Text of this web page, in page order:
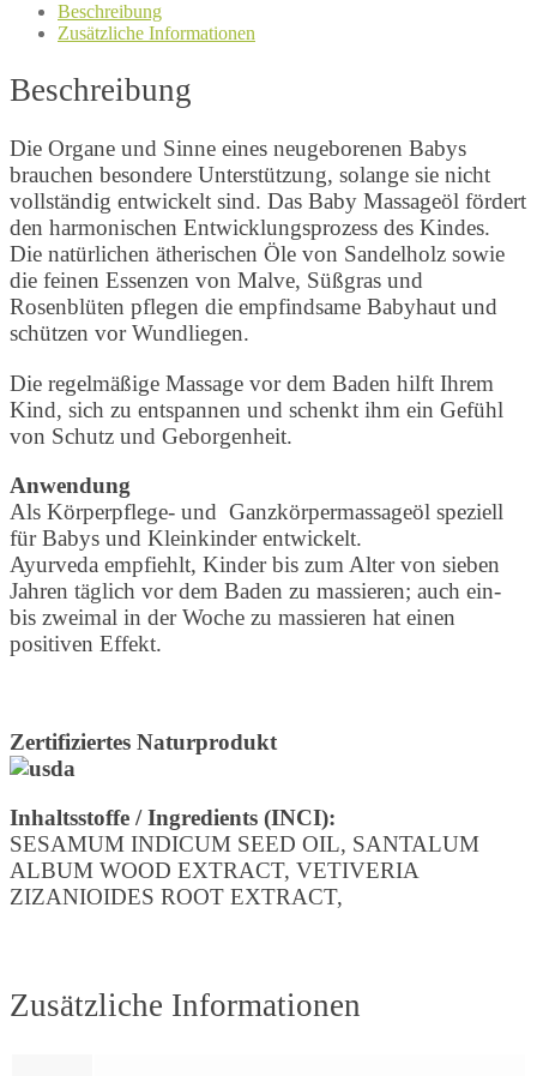
Beschreibung
Zusätzliche Informationen
Beschreibung
Die Organe und Sinne eines neugeborenen Babys
brauchen besondere Unterstützung, solange sie nicht
vollständig entwickelt sind. Das Baby Massageöl fördert
den harmonischen Entwicklungsprozess des Kindes.
Die natürlichen ätherischen Öle von Sandelholz sowie
die feinen Essenzen von Malve, Süßgras und
Rosenblüten pflegen die empfindsame Babyhaut und
schützen vor Wundliegen.
Die regelmäßige Massage vor dem Baden hilft Ihrem
Kind, sich zu entspannen und schenkt ihm ein Gefühl
von Schutz und Geborgenheit.
Anwendung
Als Körperpflege- und Ganzkörpermassageöl speziell
für Babys und Kleinkinder entwickelt.
Ayurveda empfiehlt, Kinder bis zum Alter von sieben
Jahren täglich vor dem Baden zu massieren; auch ein-
bis zweimal in der Woche zu massieren hat einen
positiven Effekt.
Zertifiziertes Naturprodukt
Inhaltsstoffe / Ingredients (INCI):
SESAMUM INDICUM SEED OIL, SANTALUM
ALBUM WOOD EXTRACT, VETIVERIA
ZIZANIOIDES ROOT EXTRACT,
Zusätzliche Informationen